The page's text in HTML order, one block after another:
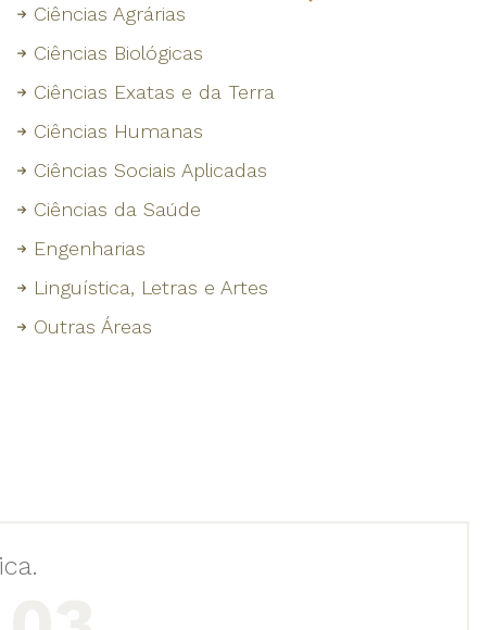
Ciências Agrárias
Ciências Biológicas
Ciências Exatas e da Terra
Ciências Humanas
Ciências Sociais Aplicadas
Ciências da Saúde
Engenharias
Linguística, Letras e Artes
Outras Áreas